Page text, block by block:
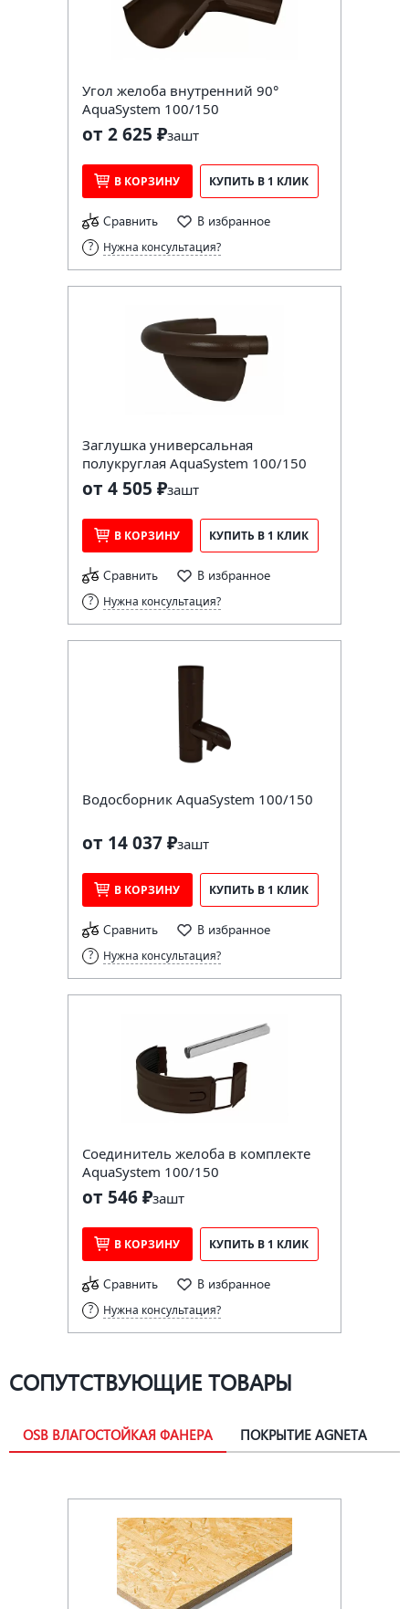
Угол желоба внутренний 90°
AquaSystem 100/150
от 2 625 ₽зашт
В КОРЗИНУ КУПИТЬ В 1 КЛИК
Сравнить В избранное
Нужна консультация?
Заглушка универсальная
полукруглая AquaSystem 100/150
от 4 505 ₽зашт
В КОРЗИНУ КУПИТЬ В 1 КЛИК
Сравнить В избранное
Нужна консультация?
Водосборник AquaSystem 100/150
от 14 037 ₽зашт
В КОРЗИНУ КУПИТЬ В 1 КЛИК
Сравнить В избранное
Нужна консультация?
Соединитель желоба в комплекте
AquaSystem 100/150
от 546 ₽зашт
В КОРЗИНУ КУПИТЬ В 1 КЛИК
Сравнить В избранное
Нужна консультация?
СОПУТСТВУЮЩИЕ ТОВАРЫ
OSB ВЛАГОСТОЙКАЯ ФАНЕРА ПОКРЫТИЕ AGNETA